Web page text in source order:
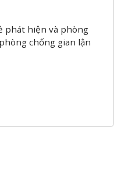
phát hiện và phòng
chống gian lận